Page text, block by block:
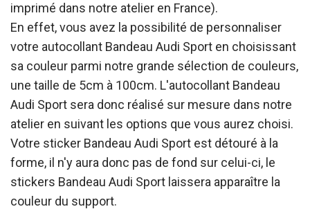
imprimé dans notre atelier en France).
En effet, vous avez la possibilité de personnaliser
votre autocollant Bandeau Audi Sport en choisissant
sa couleur parmi notre grande sélection de couleurs,
une taille de 5cm à 100cm. L'autocollant Bandeau
Audi Sport sera donc réalisé sur mesure dans notre
atelier en suivant les options que vous aurez choisi.
Votre sticker Bandeau Audi Sport est détouré à la
forme, il n'y aura donc pas de fond sur celui-ci, le
stickers Bandeau Audi Sport laissera apparaître la
couleur du support.